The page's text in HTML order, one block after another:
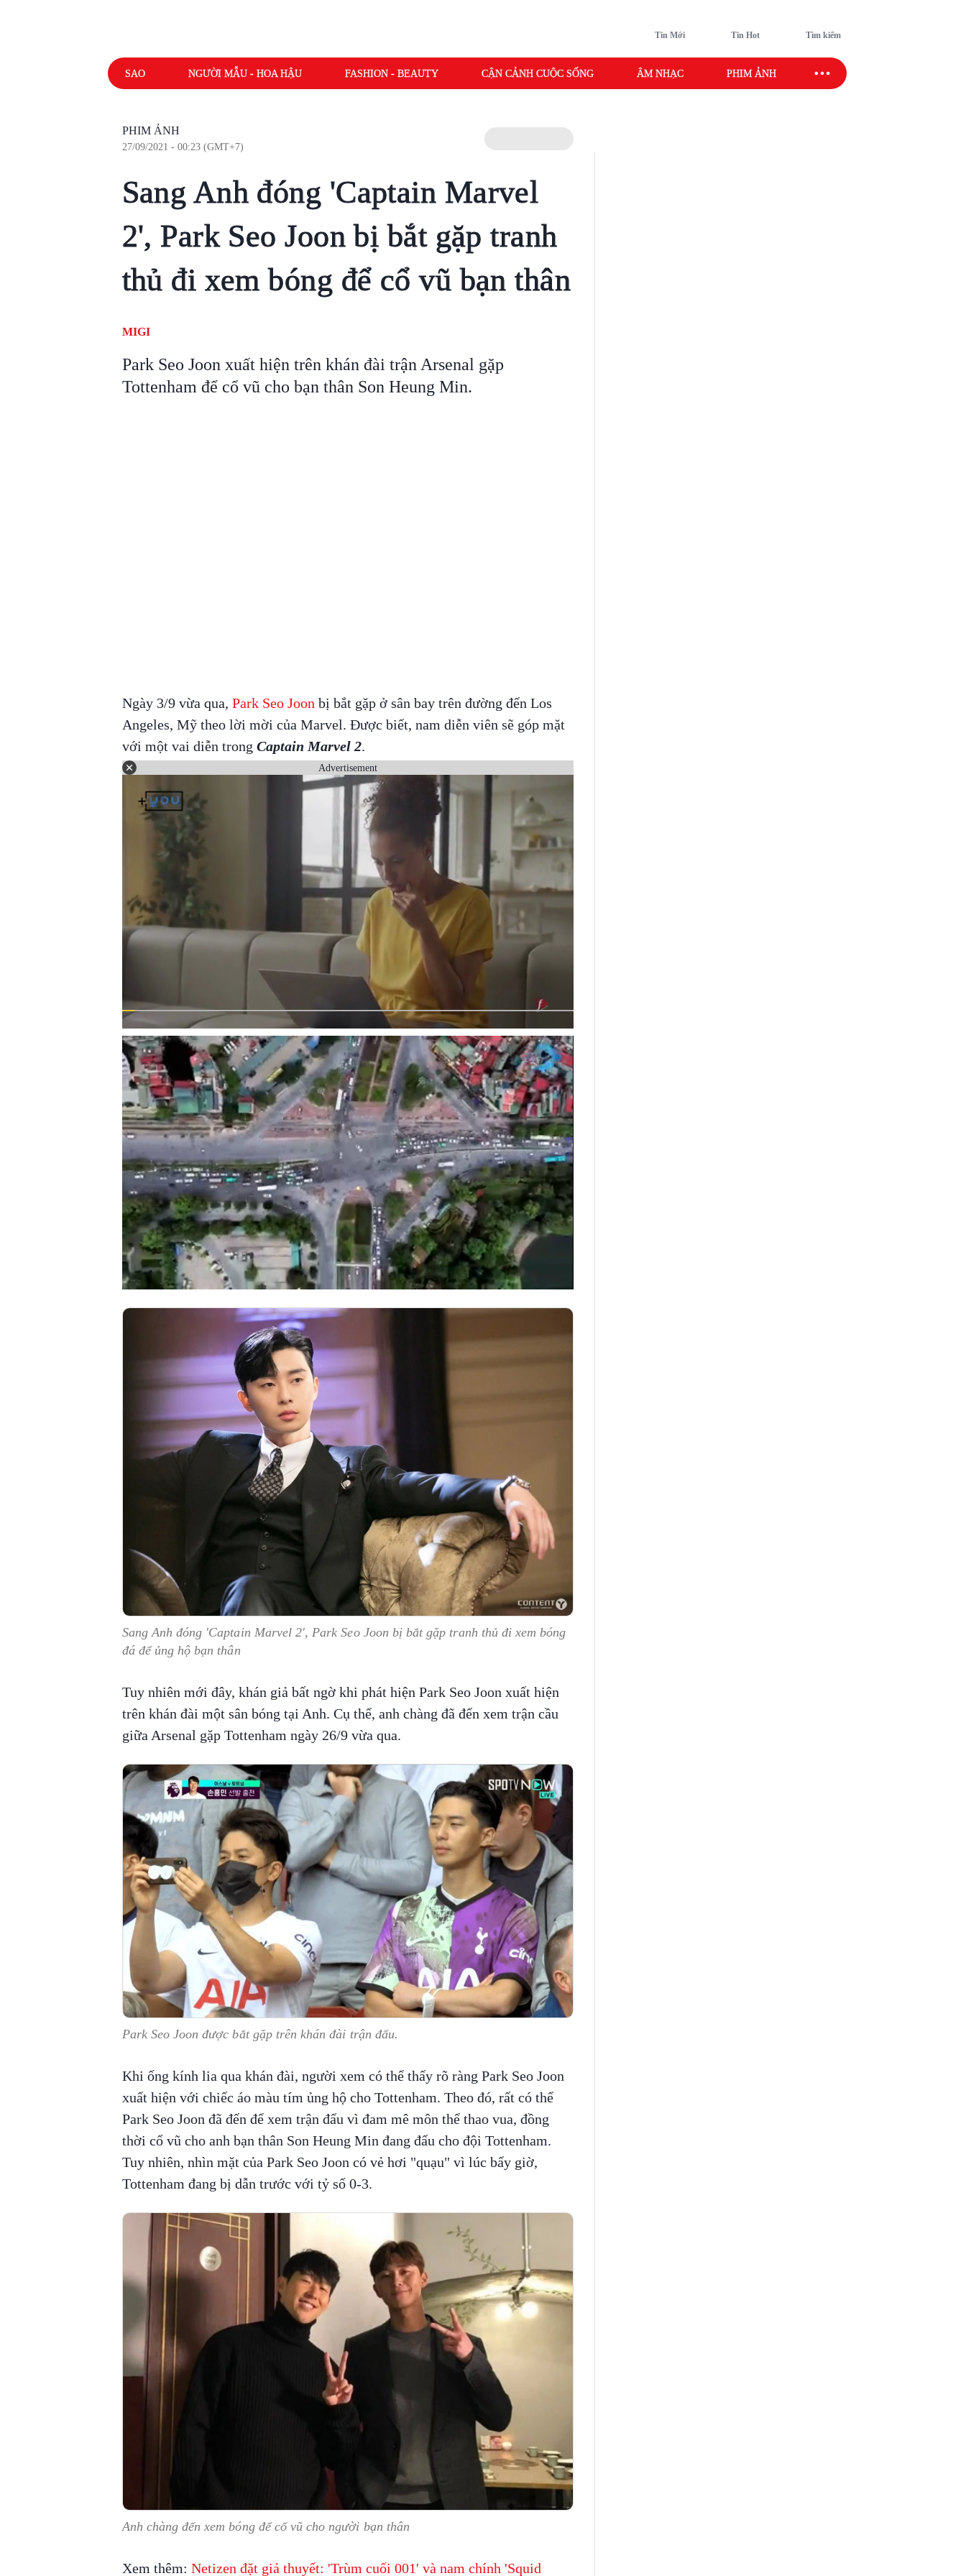
Tin Mới Tin Hot Tìm kiếm
SAO NGƯỜI MẪU - HOA HẬU FASHION - BEAUTY CẬN CẢNH CUỘC SỐNG ÂM NHẠC PHIM ẢNH SAO SPORT
PHIM ẢNH
27/09/2021 - 00:23 (GMT+7)
Sang Anh đóng 'Captain Marvel
2', Park Seo Joon bị bắt gặp tranh
thủ đi xem bóng để cổ vũ bạn thân
MIGI
Park Seo Joon xuất hiện trên khán đài trận Arsenal gặp
Tottenham để cổ vũ cho bạn thân Son Heung Min.
Ngày 3/9 vừa qua, Park Seo Joon bị bắt gặp ở sân bay trên đường đến Los
Angeles, Mỹ theo lời mời của Marvel. Được biết, nam diễn viên sẽ góp mặt
với một vai diễn trong Captain Marvel 2.
Advertisement
Sang Anh đóng 'Captain Marvel 2', Park Seo Joon bị bắt gặp tranh thủ đi xem bóng
đá để ủng hộ bạn thân
Tuy nhiên mới đây, khán giả bất ngờ khi phát hiện Park Seo Joon xuất hiện
trên khán đài một sân bóng tại Anh. Cụ thể, anh chàng đã đến xem trận cầu
giữa Arsenal gặp Tottenham ngày 26/9 vừa qua.
Park Seo Joon được bắt gặp trên khán đài trận đấu.
Khi ống kính lia qua khán đài, người xem có thể thấy rõ ràng Park Seo Joon
xuất hiện với chiếc áo màu tím ủng hộ cho Tottenham. Theo đó, rất có thể
Park Seo Joon đã đến để xem trận đấu vì đam mê môn thể thao vua, đồng
thời cổ vũ cho anh bạn thân Son Heung Min đang đấu cho đội Tottenham.
Tuy nhiên, nhìn mặt của Park Seo Joon có vẻ hơi "quạu" vì lúc bấy giờ,
Tottenham đang bị dẫn trước với tỷ số 0-3.
Anh chàng đến xem bóng để cổ vũ cho người bạn thân
Xem thêm: Netizen đặt giả thuyết: 'Trùm cuối 001' và nam chính 'Squid